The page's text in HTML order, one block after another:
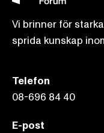
Vi brinner för
sprida kunskap
Telefon
08-696 84 40
E-post